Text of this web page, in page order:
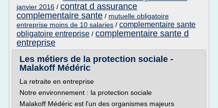
janvier 2016 / contrat d assurance
complementaire sante / mutuelle obligatoire
entreprise moins de 10 salaries / complementaire sante
obligatoire entreprise / complementaire sante d
entreprise
Les métiers de la protection sociale -
Malakoff Médéric
La retraite en entreprise
Notre environnement : la protection sociale
Malakoff Médéric est l'un des organismes majeurs